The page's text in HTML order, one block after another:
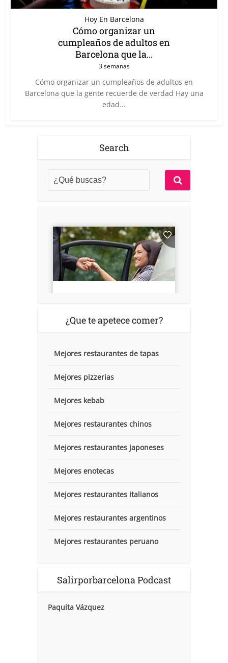
Hoy En Barcelona
Cómo organizar un
cumpleaños de adultos en
Barcelona que la...
3 semanas
Cómo organizar un cumpleaños de adultos en
Barcelona que la gente recuerde de verdad Hay una
edad...
Search
¿Que te apetece comer?
Mejores restaurantes de tapas
Mejores pizzerias
Mejores kebab
Mejores restaurantes chinos
Mejores restaurantes japoneses
Mejores enotecas
Mejores restaurantes italianos
Mejores restaurantes argentinos
Mejores restaurantes peruano
Salirporbarcelona Podcast
Paquita Vázquez